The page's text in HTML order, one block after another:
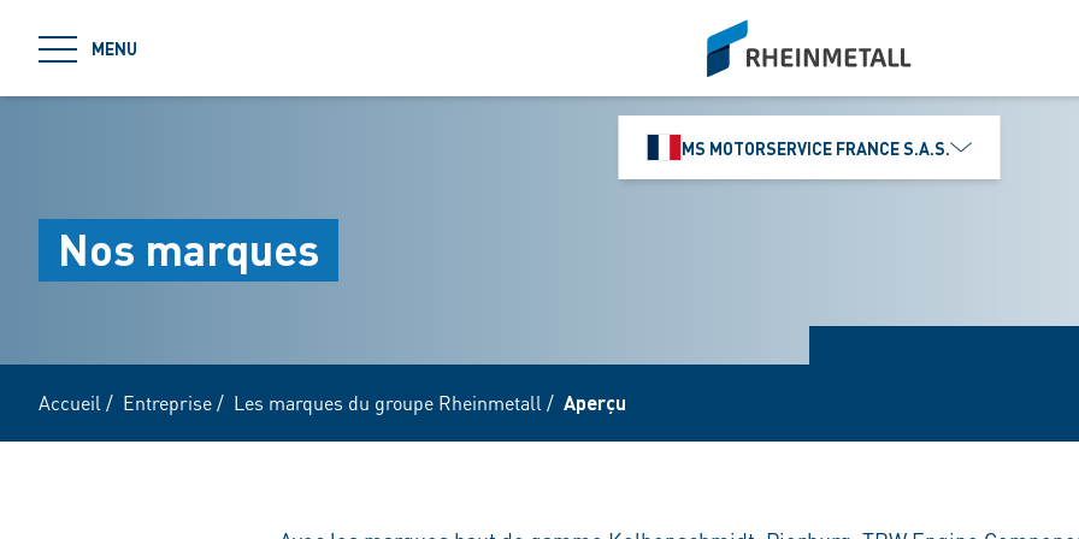
MENU
siteLogo
MS MOTORSERVICE FRANCE S.A.S.
Nos marques
Accueil / Entreprise/ Les marques du groupe Rheinmetall / Aperçu